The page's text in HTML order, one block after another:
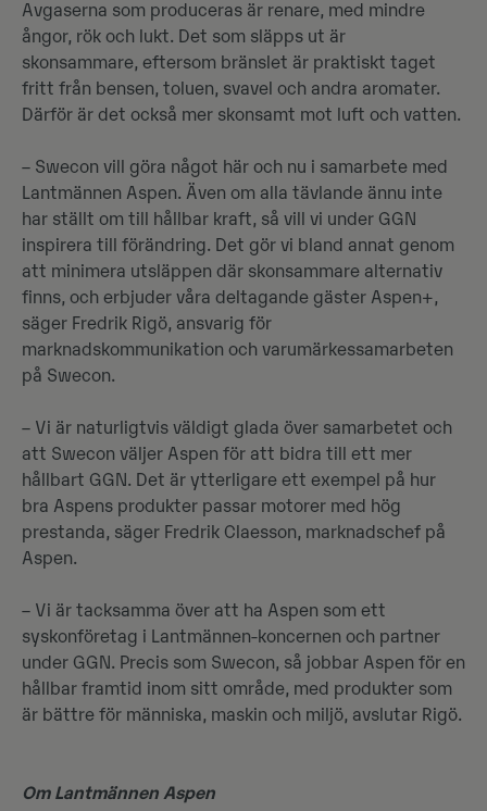
Avgaserna som produceras är renare, med mindre
ångor, rök och lukt. Det som släpps ut är
skonsammare, eftersom bränslet är praktiskt taget
fritt från bensen, toluen, svavel och andra aromater.
Därför är det också mer skonsamt mot luft och vatten.
– Swecon vill göra något här och nu i samarbete med
Lantmännen Aspen. Även om alla tävlande ännu inte
har ställt om till hållbar kraft, så vill vi under GGN
inspirera till förändring. Det gör vi bland annat genom
att minimera utsläppen där skonsammare alternativ
finns, och erbjuder våra deltagande gäster Aspen+,
säger Fredrik Rigö, ansvarig för
marknadskommunikation och varumärkessamarbeten
på Swecon.
– Vi är naturligtvis väldigt glada över samarbetet och
att Swecon väljer Aspen för att bidra till ett mer
hållbart GGN. Det är ytterligare ett exempel på hur
bra Aspens produkter passar motorer med hög
prestanda, säger Fredrik Claesson, marknadschef på
Aspen.
– Vi är tacksamma över att ha Aspen som ett
syskonföretag i Lantmännen-koncernen och partner
under GGN. Precis som Swecon, så jobbar Aspen för en
hållbar framtid inom sitt område, med produkter som
är bättre för människa, maskin och miljö, avslutar Rigö.
Om Lantmännen Aspen